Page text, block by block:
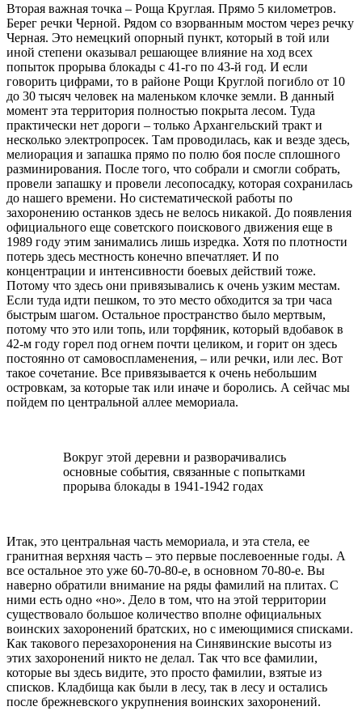
Вторая важная точка – Роща Круглая. Прямо 5 километров.
Берег речки Черной. Рядом со взорванным мостом через речку
Черная. Это немецкий опорный пункт, который в той или
иной степени оказывал решающее влияние на ход всех
попыток прорыва блокады с 41-го по 43-й год. И если
говорить цифрами, то в районе Рощи Круглой погибло от 10
до 30 тысяч человек на маленьком клочке земли. В данный
момент эта территория полностью покрыта лесом. Туда
практически нет дороги – только Архангельский тракт и
несколько электропросек. Там проводилась, как и везде здесь,
мелиорация и запашка прямо по полю боя после сплошного
разминирования. После того, что собрали и смогли собрать,
провели запашку и провели лесопосадку, которая сохранилась
до нашего времени. Но систематической работы по
захоронению останков здесь не велось никакой. До появления
официального еще советского поискового движения еще в
1989 году этим занимались лишь изредка. Хотя по плотности
потерь здесь местность конечно впечатляет. И по
концентрации и интенсивности боевых действий тоже.
Потому что здесь они привязывались к очень узким местам.
Если туда идти пешком, то это место обходится за три часа
быстрым шагом. Остальное пространство было мертвым,
потому что это или топь, или торфяник, который вдобавок в
42-м году горел под огнем почти целиком, и горит он здесь
постоянно от самовоспламенения, – или речки, или лес. Вот
такое сочетание. Все привязывается к очень небольшим
островкам, за которые так или иначе и боролись. А сейчас мы
пойдем по центральной аллее мемориала.
Вокруг этой деревни и разворачивались
основные события, связанные с попытками
прорыва блокады в 1941-1942 годах
Итак, это центральная часть мемориала, и эта стела, ее
гранитная верхняя часть – это первые послевоенные годы. А
все остальное это уже 60-70-80-е, в основном 70-80-е. Вы
наверно обратили внимание на ряды фамилий на плитах. С
ними есть одно «но». Дело в том, что на этой территории
существовало большое количество вполне официальных
воинских захоронений братских, но с имеющимися списками.
Как такового перезахоронения на Синявинские высоты из
этих захоронений никто не делал. Так что все фамилии,
которые вы здесь видите, это просто фамилии, взятые из
списков. Кладбища как были в лесу, так в лесу и остались
после брежневского укрупнения воинских захоронений.